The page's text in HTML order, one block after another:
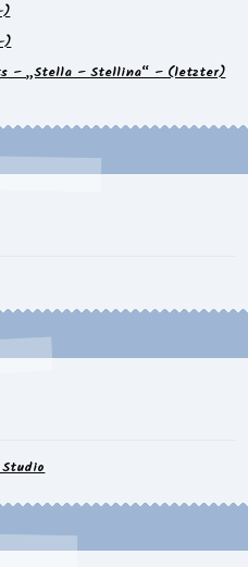
)
)
– „Stella – Stellina“ – (letzter)